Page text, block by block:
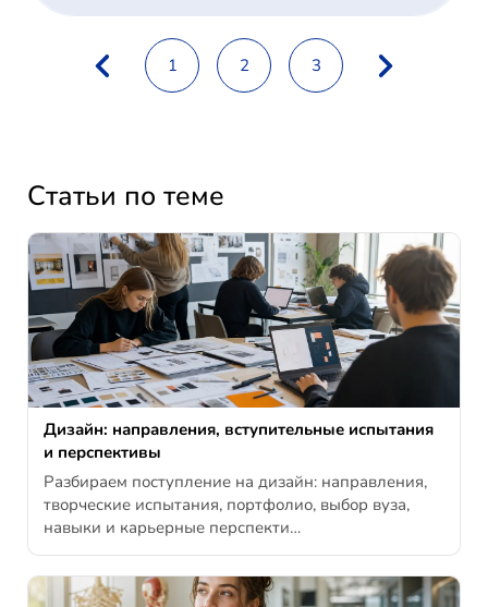
1 2 3
Статьи по теме
Дизайн: направления, вступительные испытания
и перспективы
Разбираем поступление на дизайн: направления,
творческие испытания, портфолио, выбор вуза,
навыки и карьерные перспекти…